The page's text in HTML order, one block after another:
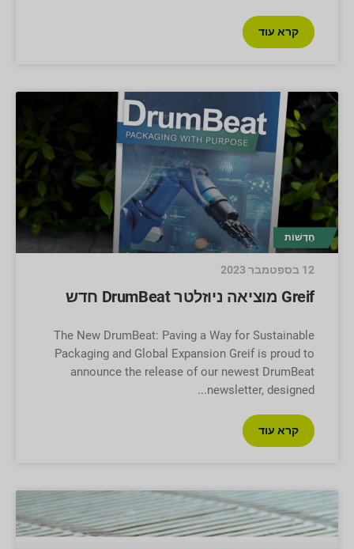
קרא עוד
חֲדָשׁוֹת
Greif מוציאה ניוזלטר DrumBeat חדש
The New DrumBeat: Paving a Way for Sustainable
Packaging and Global Expansion Greif is proud to
announce the release of our newest DrumBeat
newsletter, designed
קרא עוד
12 בספטמבר 2023